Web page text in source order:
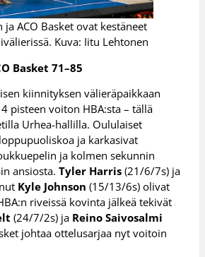
ja ACO Basket ovat kestäneet
Kuva: Iitu Lehtonen
Basket 71–85
kiinnityksen välieräpaikkaan
pisteen voiton HBA:sta – tällä
Urhea-hallilla. Oululaiset
ja karkasivat
ja kolmen sekunnin
ansiosta.Tyler Harris (21/6/7s) ja
Kyle Johnson (15/13/6s) olivat
riveissä kovinta jälkeä tekivät
(24/7/2s) ja Reino Saivosalmi
johtaa ottelusarjaa nyt voitoin